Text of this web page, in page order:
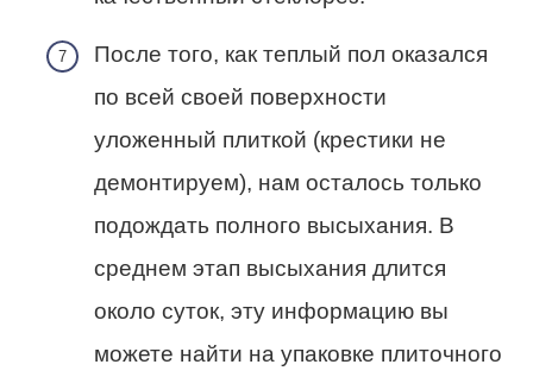
После того, как теплый пол оказался
по всей своей поверхности
уложенный плиткой (крестики не
демонтируем), нам осталось только
подождать полного высыхания. В
среднем этап высыхания длится
около суток, эту информацию вы
можете найти на упаковке плиточного